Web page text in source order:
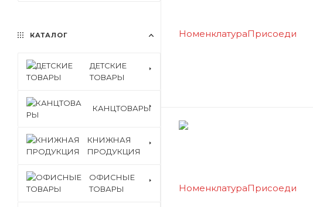
КАТАЛОГ
ДЕТСКИЕ
ТОВАРЫ
КАНЦТОВАРЫ
КНИЖНАЯ
ПРОДУКЦИЯ
ОФИСНЫЕ
ТОВАРЫ